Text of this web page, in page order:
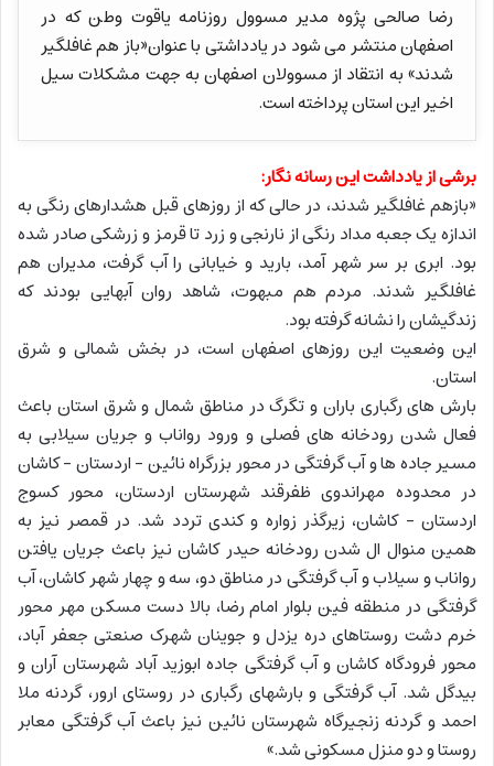
رضا صالحی پژوه مدیر مسوول روزنامه یاقوت وطن که در
اصفهان منتشر می شود در یادداشتی با عنوان«باز هم غافلگیر
شدند» به انتقاد از مسوولان اصفهان به جهت مشکلات سیل
اخیر این استان پرداخته است.
برشی از یادداشت این رسانه نگار:
«بازهم غافلگیر شدند، در حالی که از روزهای قبل هشدارهای رنگی به
اندازه یک جعبه مداد رنگی از نارنجی و زرد تا قرمز و زرشکی صادر شده
بود. ابری بر سر شهر آمد، بارید و خیابانی را آب گرفت، مدیران هم
غافلگیر شدند. مردم هم مبهوت، شاهد روان آبهایی بودند که
زندگیشان را نشانه گرفته بود.
این وضعیت این روزهای اصفهان است، در بخش شمالی و شرق
استان.
بارش های رگباری باران و تگرگ در مناطق شمال و شرق استان باعث
فعال شدن رودخانه های فصلی و ورود رواناب و جریان سیلابی به
مسیر جاده ها و آب گرفتگی در محور بزرگراه نائین – اردستان – کاشان
در محدوده مهراندوی ظفرقند شهرستان اردستان، محور کسوج
اردستان – کاشان، زیرگذر زواره و کندی تردد شد. در قمصر نیز به
همین منوال ال شدن رودخانه حیدر کاشان نیز باعث جریان یافتن
رواناب و سیلاب و آب گرفتگی در مناطق دو، سه و چهار شهر کاشان، آب
گرفتگی در منطقه فین بلوار امام رضا، بالا دست مسکن مهر محور
خرم دشت روستاهای دره یزدل و جوینان شهرک صنعتی جعفر آباد،
محور فرودگاه کاشان و آب گرفتگی جاده ابوزید آباد شهرستان آران و
بیدگل شد. آب گرفتگی و بارشهای رگباری در روستای ارور، گردنه ملا
احمد و گردنه زنجیرگاه شهرستان نائین نیز باعث آب گرفتگی معابر
روستا و دو منزل مسکونی شد.»